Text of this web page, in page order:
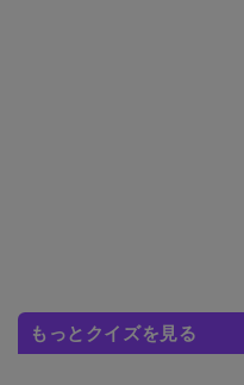
もっとクイズを見る